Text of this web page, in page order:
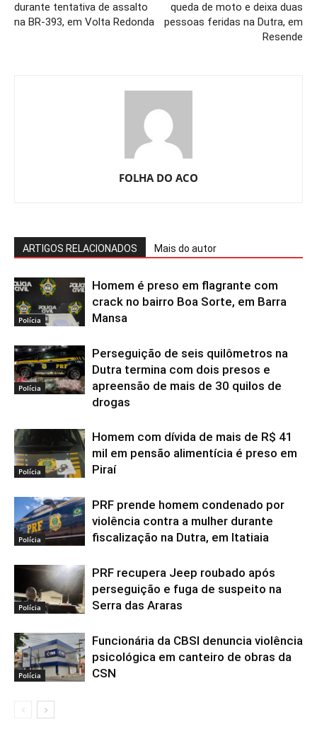
durante tentativa de assalto
na BR-393, em Volta Redonda
queda de moto e deixa duas
pessoas feridas na Dutra, em
Resende
FOLHA DO ACO
ARTIGOS RELACIONADOS Mais do autor
Polícia
Homem é preso em flagrante com
crack no bairro Boa Sorte, em Barra
Mansa
Polícia
Perseguição de seis quilômetros na
Dutra termina com dois presos e
apreensão de mais de 30 quilos de
drogas
Polícia
Homem com dívida de mais de R$ 41
mil em pensão alimentícia é preso em
Piraí
Polícia
PRF prende homem condenado por
violência contra a mulher durante
fiscalização na Dutra, em Itatiaia
Polícia
PRF recupera Jeep roubado após
perseguição e fuga de suspeito na
Serra das Araras
Polícia
Funcionária da CBSI denuncia violência
psicológica em canteiro de obras da
CSN